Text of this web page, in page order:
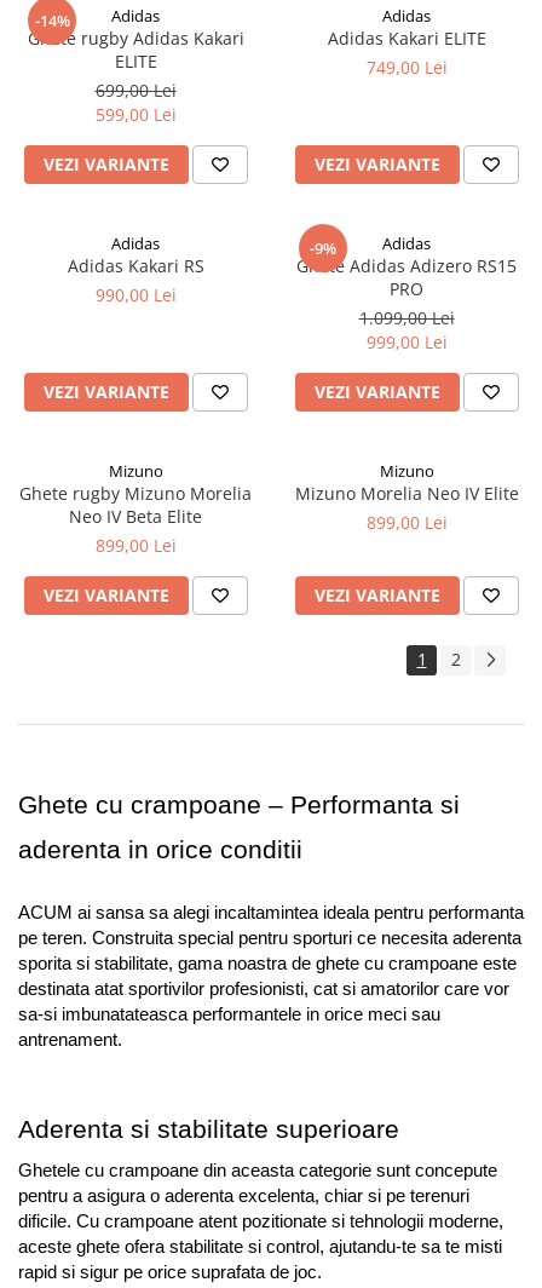
-14% Adidas
Ghete rugby Adidas Kakari
ELITE
699,00 Lei
599,00 Lei
VEZI VARIANTE
Adidas
Adidas Kakari ELITE
749,00 Lei
VEZI VARIANTE
Adidas
Adidas Kakari RS
990,00 Lei
VEZI VARIANTE
-9% Adidas
Ghete Adidas Adizero RS15
PRO
1.099,00 Lei
999,00 Lei
VEZI VARIANTE
Mizuno
Ghete rugby Mizuno Morelia
Neo IV Beta Elite
899,00 Lei
VEZI VARIANTE
Mizuno
Mizuno Morelia Neo IV Elite
899,00 Lei
VEZI VARIANTE
1 2
Ghete cu crampoane – Performanta si
aderenta in orice conditii
ACUM ai sansa sa alegi incaltamintea ideala pentru performanta
pe teren. Construita special pentru sporturi ce necesita aderenta
sporita si stabilitate, gama noastra de ghete cu crampoane este
destinata atat sportivilor profesionisti, cat si amatorilor care vor
sa-si imbunatateasca performantele in orice meci sau
antrenament.
Aderenta si stabilitate superioare
Ghetele cu crampoane din aceasta categorie sunt concepute
pentru a asigura o aderenta excelenta, chiar si pe terenuri
dificile. Cu crampoane atent pozitionate si tehnologii moderne,
aceste ghete ofera stabilitate si control, ajutandu-te sa te misti
rapid si sigur pe orice suprafata de joc.